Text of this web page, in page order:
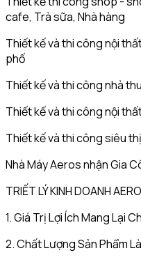
cafe, Trà sữa, Nhà hàng
Thiết kế và thi công nội
phố
Thiết kế và thi công nhà
Thiết kế và thi công nội
Thiết kế và thi công siêu thị
Nhà Máy Aeros nhận Gia
TRIẾT LÝ KINH DOANH
1. Giá Trị Lợi Ích Mang Lại
2. Chất Lượng Sản Phẩm